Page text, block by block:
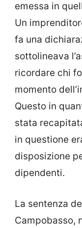
emessa in
Un
fa una
sottolineava
ricordare chi
momento
Questo in
stata
in questione
disposizione
dipendenti.
La sentenza
Campobasso,